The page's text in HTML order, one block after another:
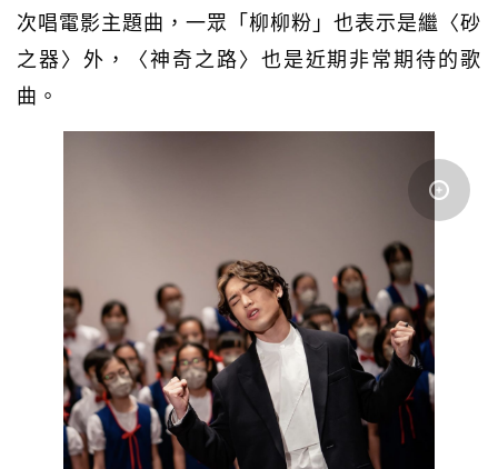
次唱電影主題曲 ，一眾「柳柳粉」也表示是繼 〈砂
之器〉外，〈神奇之路〉也是近期非常期待的歌
曲。